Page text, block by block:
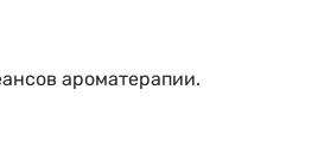
ароматерапии.